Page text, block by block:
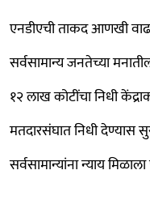
एनडीएची ताकद आणखी
सर्वसामान्य जनतेच्या
१२ लाख कोटींचा निधी
मतदारसंघात निधी देण्यास
सर्वसामान्यांना न्याय